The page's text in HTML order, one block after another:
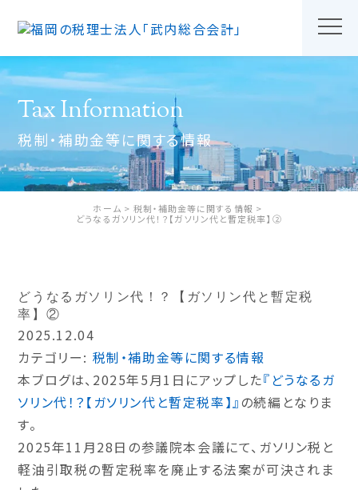
Tax Information
税制・補助金等に関する情報
ホーム
税制・補助金等に関する情報
どうなるガソリン代！？【ガソリン代と暫定税率】②
どうなるガソリン代！？【ガソリン代と暫定税
率】②
2025.12.04
カテゴリー: 税制・補助金等に関する情報
本ブログは、2025年5月1日にアップした『どうなるガ
ソリン代！？【ガソリン代と暫定税率】』 の続編となりま
す。
2025年11月28日の参議院本会議にて、ガソリン税と
軽油引取税の暫定税率を廃止する法案が可決されま